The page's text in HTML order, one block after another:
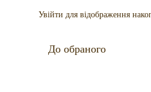
Увійти для відображення
До обраного